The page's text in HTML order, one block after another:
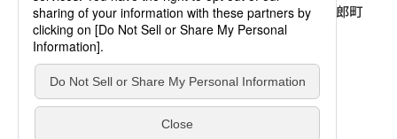
凡人社の本を見る
大阪店
〒541-0056 大阪府大阪市中央区久太郎町
4-2-10
大西ビルディング 1階［
TEL：06-4256-2684／FAX：03-6733-
7887